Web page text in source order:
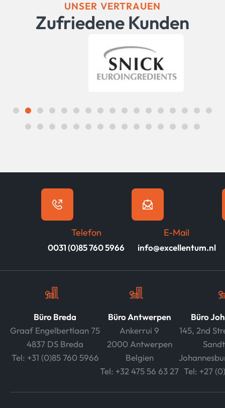
UNSER VERTRAUEN
Zufriedene Kunden
Telefon
0031 (0)85 760 5966
E-Mail
info@excellentum.nl
Büro Breda
Graaf Engelbertlaan 75
4837 DS Breda
Tel: +31 (0)85 760 5966
Büro Antwerpen
Ankerrui 9
2000 Antwerpen
Belgien
Tel: +32 475 56 63 27
Büro
145, 2nd
Tel: +27